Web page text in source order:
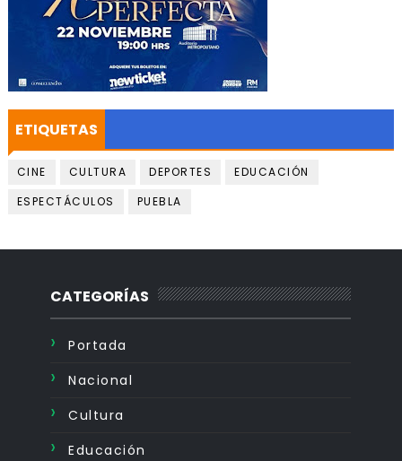
ETIQUETAS
CINE CULTURA DEPORTES
EDUCACIÓN
ESPECTÁCULOS
PUEBLA
CATEGORÍAS
Portada
Nacional
Cultura
Educación